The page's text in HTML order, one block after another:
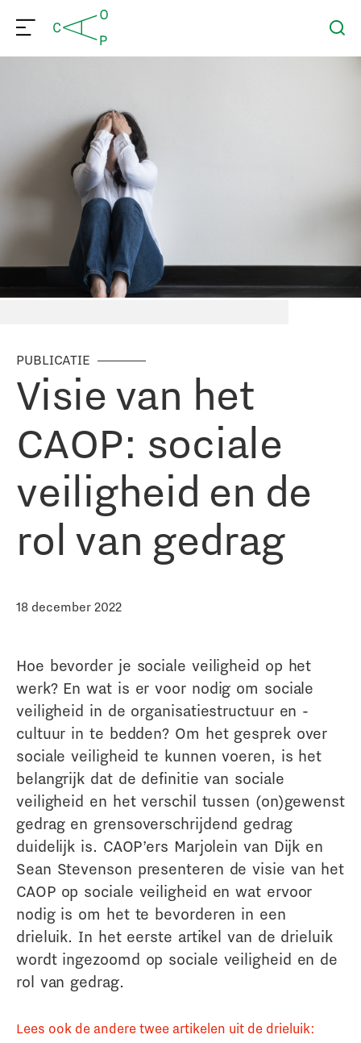
PUBLICATIE
Visie van het
CAOP: sociale
veiligheid en de
rol van gedrag
18 december 2022
Hoe bevorder je sociale veiligheid op het
werk? En wat is er voor nodig om sociale
veiligheid in de organisatiestructuur en -
cultuur in te bedden? Om het gesprek over
sociale veiligheid te kunnen voeren, is het
belangrijk dat de definitie van sociale
veiligheid en het verschil tussen (on)gewenst
gedrag en grensoverschrijdend gedrag
duidelijk is. CAOP’ers Marjolein van Dijk en
Sean Stevenson presenteren de visie van het
CAOP op sociale veiligheid en wat ervoor
nodig is om het te bevorderen in een
drieluik. In het eerste artikel van de drieluik
wordt ingezoomd op sociale veiligheid en de
rol van gedrag.
Lees ook de andere twee artikelen uit de drieluik: